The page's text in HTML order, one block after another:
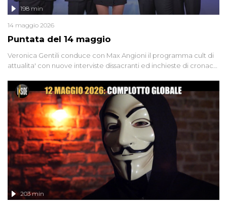
Puntata del 14 maggio
198 min
14 maggio 2026
Veronica Gentili conduce con Max Angioni il programma cult di
attualita' con nuove interviste dissacranti ed inchieste di cronaca
203 min